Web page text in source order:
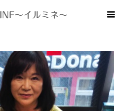
～イルミネ～